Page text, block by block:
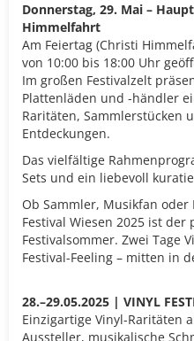
Donnerstag, 29. Mai –
Himmelfahrt
Am Feiertag (Christi
von 10:00 bis 18:00 Uhr
Im großen Festivalzelt
Plattenläden und -händler
Raritäten, Sammlerstücken
Entdeckungen.
Das vielfältige
Sets und ein liebevoll
Ob Sammler, Musikfan oder
Festival Wiesen 2025 ist
Festivalsommer. Zwei Tage
Festival-Feeling – mitten in
28.–29.05.2025 | VINYL
Einzigartige Vinyl-Raritäten
Aussteller, musikalische